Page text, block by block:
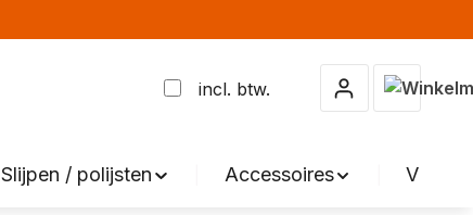
incl. btw.
Slijpen / polijsten Accessoires